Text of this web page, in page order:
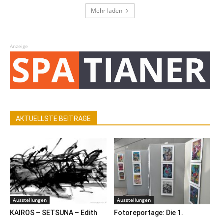
Mehr laden
Anzeige
AKTUELLSTE BEITRÄGE
Ausstellungen
KAIROS – SETSUNA – Edith
Ausstellungen
Fotoreportage: Die 1.